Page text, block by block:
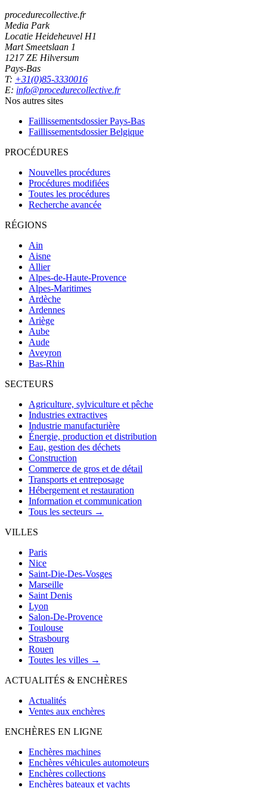
procedurecollective.fr
Media Park
Locatie Heideheuvel H1
Mart Smeetslaan 1
1217 ZE Hilversum
Pays-Bas
T: +31(0)85-3330016
E: info@procedurecollective.fr
Nos autres sites
Faillissementsdossier Pays-Bas
Faillissementsdossier Belgique
PROCÉDURES
Nouvelles procédures
Procédures modifiées
Toutes les procédures
Recherche avancée
RÉGIONS
Ain
Aisne
Allier
Alpes-de-Haute-Provence
Alpes-Maritimes
Ardèche
Ardennes
Ariège
Aube
Aude
Aveyron
Bas-Rhin
SECTEURS
Agriculture, sylviculture et pêche
Industries extractives
Industrie manufacturière
Énergie, production et distribution
Eau, gestion des déchets
Construction
Commerce de gros et de détail
Transports et entreposage
Hébergement et restauration
Information et communication
Tous les secteurs →
VILLES
Paris
Nice
Saint-Die-Des-Vosges
Marseille
Saint Denis
Lyon
Salon-De-Provence
Toulouse
Strasbourg
Rouen
Toutes les villes →
ACTUALITÉS & ENCHÈRES
Actualités
Ventes aux enchères
ENCHÈRES EN LIGNE
Enchères machines
Enchères véhicules automoteurs
Enchères collections
Enchères bateaux et yachts